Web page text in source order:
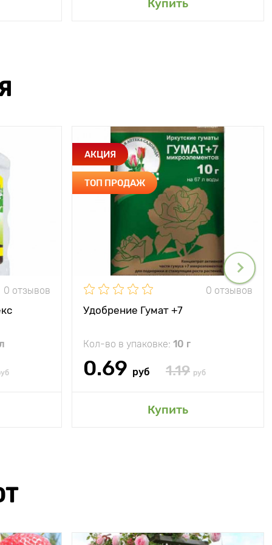
Купить
0 отзывов
АКЦИЯ
ТОП ПРОДАЖ
0 отзывов
Удобрение Гумат +7
Кол-во в упаковке: 10 г
0.69 руб 1.19 руб
Купить